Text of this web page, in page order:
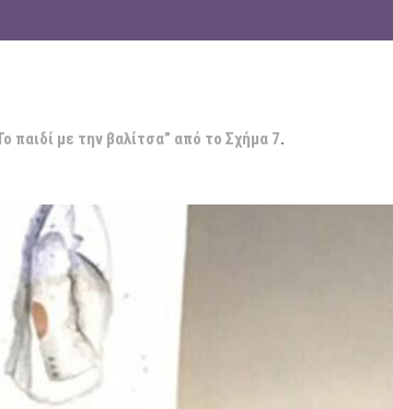
παιδί με την βαλίτσα” από το Σχήμα 7.